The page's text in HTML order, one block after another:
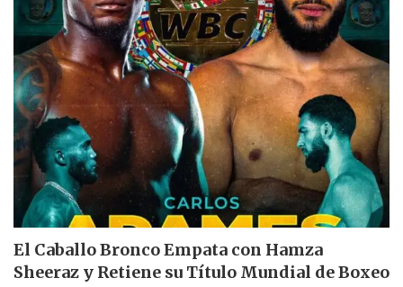
El Caballo Bronco Empata con Hamza
Sheeraz y Retiene su Título Mundial de Boxeo